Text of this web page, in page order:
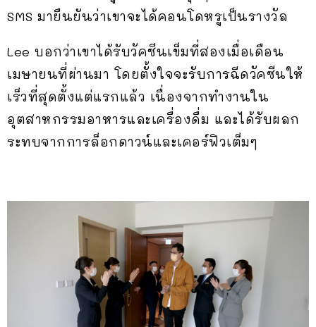
SMS มายืนยันว่าเขาจะได้คอนโดหรูเป็นรางวัล
Lee บอกว่าเขาได้รับวัคซีนเข็มที่สองเมื่อเดือน
เมษายนที่ผ่านมา โดยตั้งใจจะรับการฉีดวัคซีนให้
เร็วที่สุดตั้งแต่แรกแล้ว เนื่องจากทำงานใน
อุตสาหกรรมอาหารและเครื่องดื่ม และได้รับผลก
ระทบจากการล็อกดาวน์และเคอร์ฟิวเต็มๆ